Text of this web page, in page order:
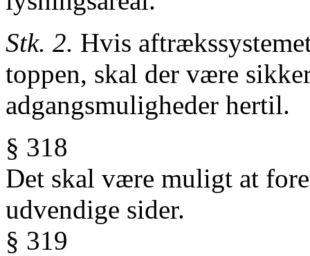
Stk. 2. Hvis
toppen, skal der være
adgangsmuligheder hertil.
§ 318
Det skal være muligt at
udvendige sider.
§ 319